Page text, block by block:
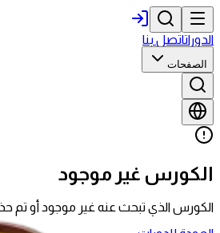
الدوراتاتصل بنا
الصفحات
الكورس غير موجود
الكورس الذي تبحث عنه غير موجود أو تم